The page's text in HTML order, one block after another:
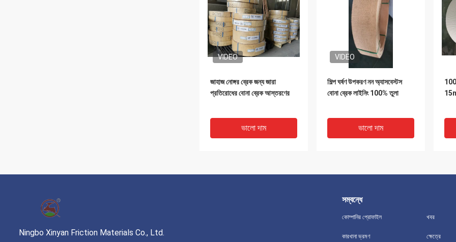
VIDEO
জাহাজ নোঙ্গর ব্রেক জন্য জারা
প্রতিরোধের বোনা ব্রেক আস্তরণের
ভালো দাম
VIDEO
শিল্প ঘর্ষণ উপকরণ নন অ্যাসবেস্টস
বোনা ব্রেক লাইনিং 100% তুলা
ভালো দাম
Ningbo Xinyan Friction Materials Co., Ltd.
সম্বন্ধে
কোম্পানির প্রোফাইল
কারখানা ভ্রমণ
খবর
ক্ষেত্রে